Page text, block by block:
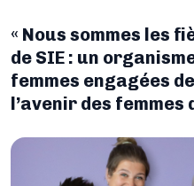
« Nous sommes les
de SIE : un
femmes engagées
l’avenir des femmes